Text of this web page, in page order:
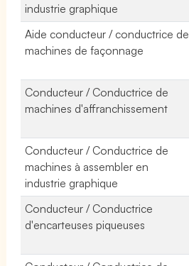
industrie graphique
Aide conducteur / conductrice de
machines de façonnage
Conducteur / Conductrice de
machines d'affranchissement
Conducteur / Conductrice de
machines à assembler en
industrie graphique
Conducteur / Conductrice
d'encarteuses piqueuses